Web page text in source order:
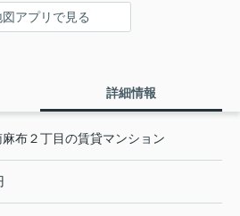
図アプリで見る
詳細情報
布２丁目の賃貸マンション